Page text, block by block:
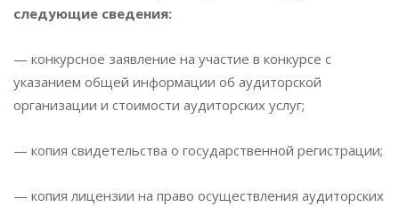
следующие сведения:
— конкурсное заявление на участие в конкурсе с
указанием общей информации об аудиторской
организации и стоимости аудиторских услуг;
— копия свидетельства о государственной регистрации;
— копия лицензии на право осуществления аудиторских